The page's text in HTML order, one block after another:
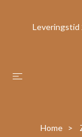
Leveringstid
Home